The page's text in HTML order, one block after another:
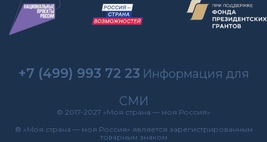
+7 (499) 993 72 23 Информация для
СМИ
© 2017-2027 «Моя страна — моя Россия»
® «Моя страна — моя Россия» является зарегистрированным
товарным знаком